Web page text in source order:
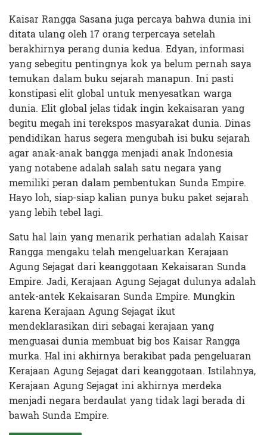
Kaisar Rangga Sasana juga percaya bahwa dunia ini
ditata ulang oleh 17 orang terpercaya setelah
berakhirnya perang dunia kedua. Edyan, informasi
yang sebegitu pentingnya kok ya belum pernah saya
temukan dalam buku sejarah manapun. Ini pasti
konstipasi elit global untuk menyesatkan warga
dunia. Elit global jelas tidak ingin kekaisaran yang
begitu megah ini terekspos masyarakat dunia. Dinas
pendidikan harus segera mengubah isi buku sejarah
agar anak-anak bangga menjadi anak Indonesia
yang notabene adalah salah satu negara yang
memiliki peran dalam pembentukan Sunda Empire.
Hayo loh, siap-siap kalian punya buku paket sejarah
yang lebih tebel lagi.
Satu hal lain yang menarik perhatian adalah Kaisar
Rangga mengaku telah mengeluarkan Kerajaan
Agung Sejagat dari keanggotaan Kekaisaran Sunda
Empire. Jadi, Kerajaan Agung Sejagat dulunya adalah
antek-antek Kekaisaran Sunda Empire. Mungkin
karena Kerajaan Agung Sejagat ikut
mendeklarasikan diri sebagai kerajaan yang
menguasai dunia membuat big bos Kaisar Rangga
murka. Hal ini akhirnya berakibat pada pengeluaran
Kerajaan Agung Sejagat dari keanggotaan. Istilahnya,
Kerajaan Agung Sejagat ini akhirnya merdeka
menjadi negara berdaulat yang tidak lagi berada di
bawah Sunda Empire.